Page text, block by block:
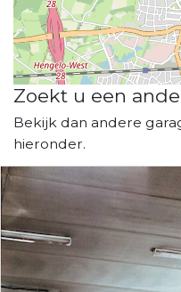
Zoekt u een
Bekijk dan andere
hieronder.